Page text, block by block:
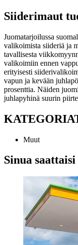
Siiderimaut
Juomatarjoilussa
valikoimista siideriä ja
tavallisesta
valikoimiin ennen
erityisesti
vapun ja kevään
prosenttia. Näiden
juhlapyhinä suurin
Muut
Sinua